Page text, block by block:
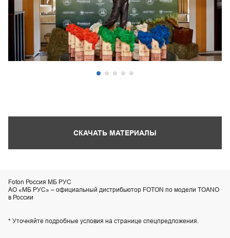
СКАЧАТЬ МАТЕРИАЛЫ
Foton Россия МБ РУС
АО «МБ РУС» – официальный дистрибьютор FOTON по модели TOANO
в России
* Уточняйте подробные условия на странице спецпредложения.